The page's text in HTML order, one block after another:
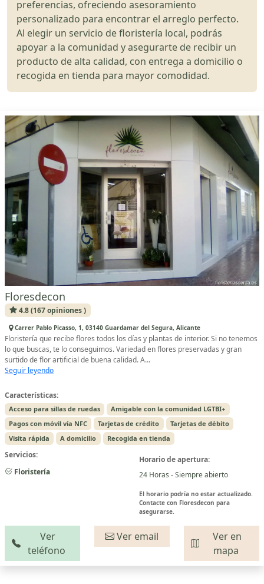
preferencias, ofreciendo asesoramiento
personalizado para encontrar el arreglo perfecto.
Al elegir un servicio de floristería local, podrás
apoyar a la comunidad y asegurarte de recibir un
producto de alta calidad, con entrega a domicilio o
recogida en tienda para mayor comodidad.
Floresdecon
4.8 (167 opiniones )
Carrer Pablo Picasso, 1, 03140 Guardamar del Segura, Alicante
Floristería que recibe flores todos los días y plantas de interior. Si no tenemos
lo que buscas, te lo conseguimos. Variedad en flores preservadas y gran
surtido de flor artificial de buena calidad. A...
Seguir leyendo
Características:
Acceso para sillas de ruedas
Amigable con la comunidad LGTBI+
Pagos con móvil vía NFC
Tarjetas de crédito
Tarjetas de débito
Visita rápida
A domicilio Recogida en tienda
Servicios:
Floristería
Horario de apertura:
24 Horas - Siempre abierto
El horario podría no estar actualizado.
Contacte con Floresdecon para
asegurarse.
Ver
teléfono
Ver email
Ver en
mapa